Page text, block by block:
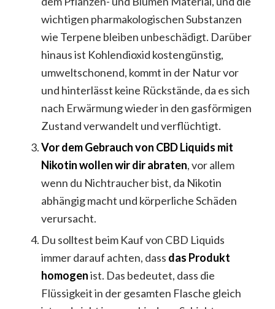
wichtigen pharmakologischen Substanzen
wie Terpene bleiben unbeschädigt. Darüber
hinaus ist Kohlendioxid kostengünstig,
umweltschonend, kommt in der Natur vor
und hinterlässt keine Rückstände, da es sich
nach Erwärmung wieder in den gasförmigen
Zustand verwandelt und verflüchtigt.
Vor dem Gebrauch von CBD Liquids mit
Nikotin wollen wir dir abraten, vor allem
wenn du Nichtraucher bist, da Nikotin
abhängig macht und körperliche Schäden
verursacht.
Du solltest beim Kauf von CBD Liquids
immer darauf achten, dass das Produkt
homogenist. Das bedeutet, dass die
Flüssigkeit in der gesamten Flasche gleich